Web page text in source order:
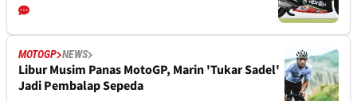
MOTOGP NEWS
Libur Musim Panas MotoGP, Marin 'Tukar Sadel'
Jadi Pembalap Sepeda